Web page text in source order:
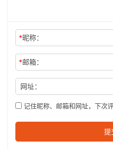
*昵称：
*邮箱：
网址：
记住昵称、邮箱和网址，下次
提